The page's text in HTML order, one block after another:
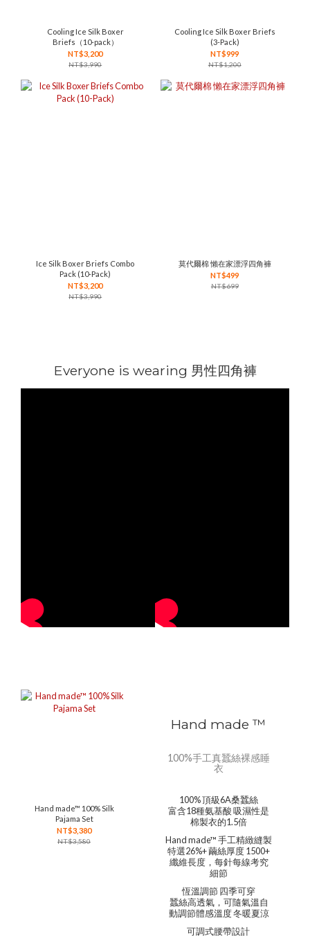
Cooling Ice Silk Boxer
Briefs（10-pack）
NT$3,200
NT$3,990
Cooling Ice Silk Boxer Briefs
(3-Pack)
NT$999
NT$1,200
Ice Silk Boxer Briefs Combo
Pack (10-Pack)
NT$3,200
NT$3,990
莫代爾棉 懶在家漂浮四角褲
NT$499
NT$699
Everyone is wearing 男性四角褲
Hand made™ 100% Silk
Pajama Set
NT$3,380
NT$3,580
Hand made ™
100%手工真蠶絲裸感睡
衣
100% 頂級6A桑蠶絲
富含18種氨基酸 吸濕性是
棉製衣的1.5倍
Hand made™ 手工精緻縫製
特選26%+ 繭絲厚度 1500+
纖維長度，每針每線考究
細節
恆溫調節 四季可穿
蠶絲高透氣，可隨氣溫自
動調節體感溫度 冬暖夏涼
可調式腰帶設計